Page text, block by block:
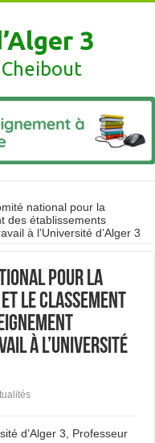
3
national pour la
des établissements
à l’Université d’Alger 3
pour la
le classement
à l’Université
d’Alger 3, Professeur